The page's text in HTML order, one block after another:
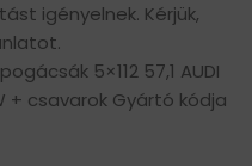
igényelnek. Kérjük,
5×112 57,1 AUDI
+ csavarok Gyártó kódja